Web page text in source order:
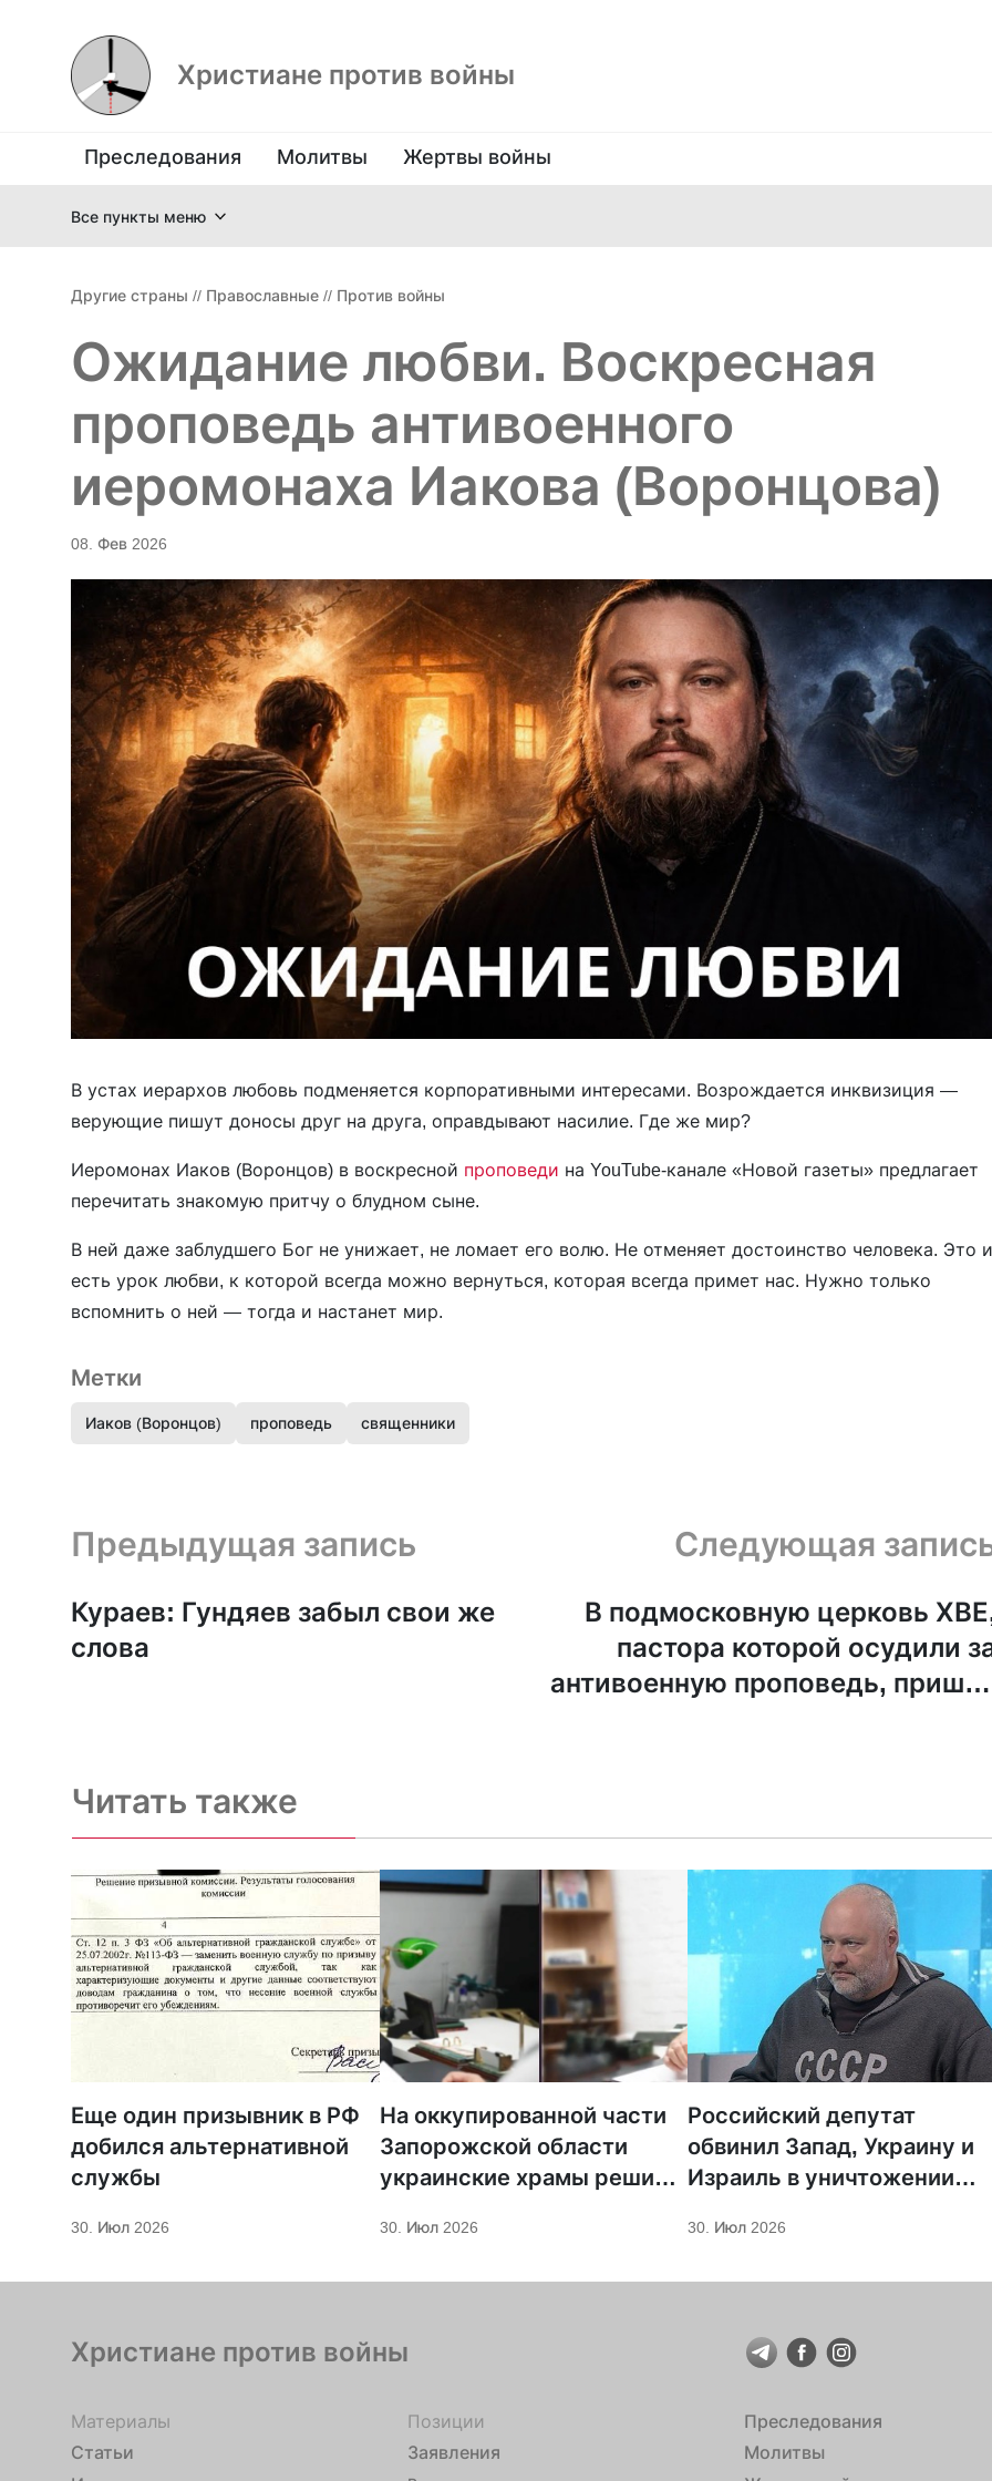
Христиане против войны
Преследования Молитвы Жертвы войны
Все пункты меню
Другие страны // Православные // Против войны
Ожидание любви. Воскресная
проповедь антивоенного
иеромонаха Иакова (Воронцова)
08. Фев 2026
В устах иерархов любовь подменяется корпоративными интересами. Возрождается инквизиция —
верующие пишут доносы друг на друга, оправдывают насилие. Где же мир?
Иеромонах Иаков (Воронцов) в воскресной проповеди на YouTube-канале «Новой газеты» предлагает
перечитать знакомую притчу о блудном сыне.
В ней даже заблудшего Бог не унижает, не ломает его волю. Не отменяет достоинство человека. Это и
есть урок любви, к которой всегда можно вернуться, которая всегда примет нас. Нужно только
вспомнить о ней — тогда и настанет мир.
Метки
Иаков (Воронцов) проповедь священники
Предыдущая запись и следующая запись
Предыдущая запись
Кураев: Гундяев забыл свои же
слова
Следующая
В подмосковную церковь
пастора которой осудили
антивоенную проповедь, пришли
Читать также
Еще один призывник в РФ
добился альтернативной
службы
30. Июл 2026
На оккупированной части
Запорожской области
украинские храмы решили
30. Июл 2026
Российский депутат
обвинил Запад, Украину и
Израиль в уничтожении
30. Июл 2026
Христиане против войны
Материалы
Статьи
Позиции
Заявления
Преследования
Молитвы